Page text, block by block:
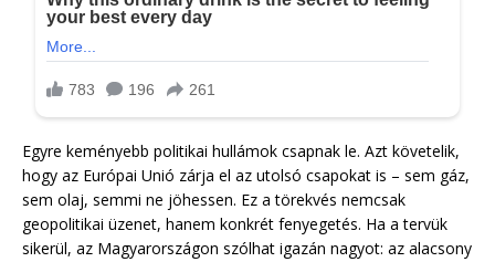
Egyre keményebb politikai hullámok csapnak le. Azt követelik,
hogy az Európai Unió zárja el az utolsó csapokat is – sem gáz,
sem olaj, semmi ne jöhessen. Ez a törekvés nemcsak
geopolitikai üzenet, hanem konkrét fenyegetés. Ha a tervük
sikerül, az Magyarországon szólhat igazán nagyot: az alacsony